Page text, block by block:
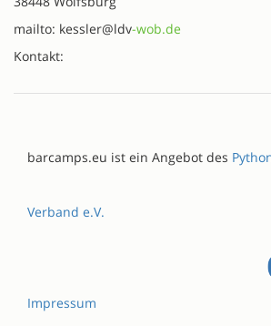
mailto: kessler@ldv-wob.de
Kontakt:
barcamps.eu ist ein Angebot des
Verband e.V.
Impressum